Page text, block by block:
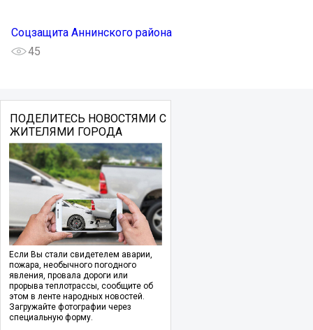
Соцзащита Аннинского района
45
ПОДЕЛИТЕСЬ НОВОСТЯМИ С
ЖИТЕЛЯМИ ГОРОДА
Если Вы стали свидетелем аварии,
пожара, необычного погодного
явления, провала дороги или
прорыва теплотрассы, сообщите об
этом в ленте народных новостей.
Загружайте фотографии через
специальную форму.